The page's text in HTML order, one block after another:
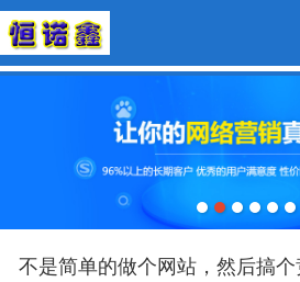
不是简单的做个网站，然后搞